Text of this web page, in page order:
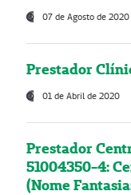
07 de Agosto de 2020
Prestador
01 de Abril de 2020
Prestador
51004350-4:
(Nome